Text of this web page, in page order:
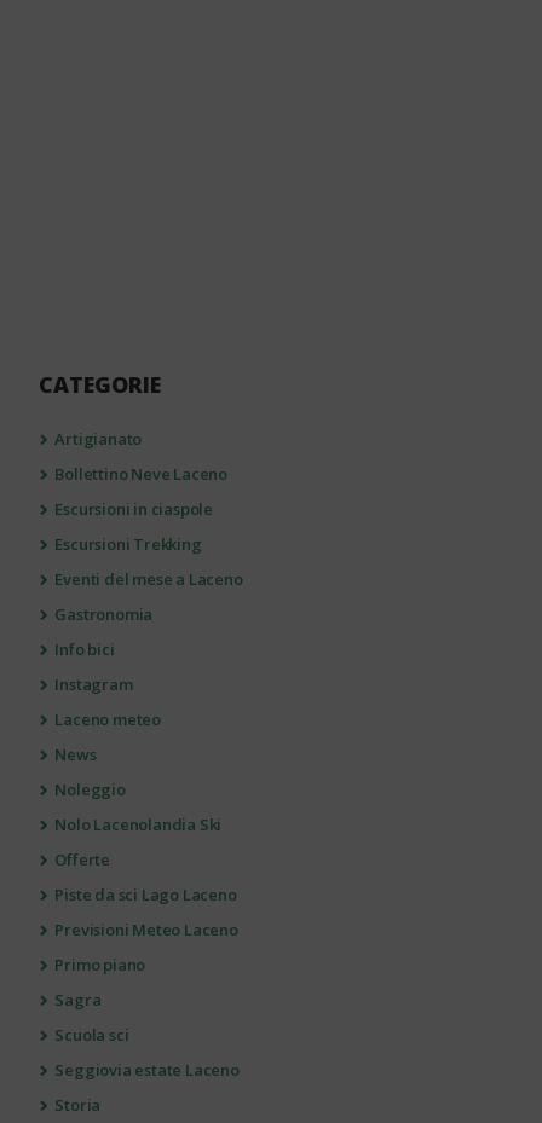
CATEGORIE
Artigianato
Bollettino Neve Laceno
Escursioni in ciaspole
Escursioni Trekking
Eventi del mese a Laceno
Gastronomia
Info bici
Instagram
Laceno meteo
News
Noleggio
Nolo Lacenolandia Ski
Offerte
Piste da sci Lago Laceno
Previsioni Meteo Laceno
Primo piano
Sagra
Scuola sci
Seggiovia estate Laceno
Storia